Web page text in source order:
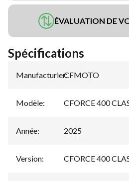
ÉVALUATION DE
Spécifications
Manufacturier:
CFMOTO
Modèle: CFORCE 400
Année: 2025
Version: CFORCE 400